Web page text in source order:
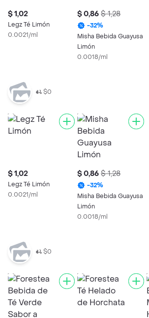
$ 1,02
Legz Té Limón
0.0021/ml
$ 0,86 $ 1,28
-32%
Misha Bebida Guayusa
Limón
0.0018/ml
$0
$ 1,02
Legz Té Limón
0.0021/ml
$ 0,86 $ 1,28
-32%
Misha Bebida Guayusa
Limón
0.0018/ml
$0